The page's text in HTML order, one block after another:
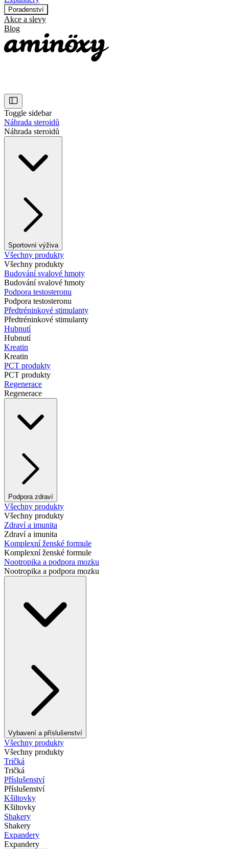
Poradenství
Akce a slevy
Blog
Toggle sidebar
Náhrada steroidů
Náhrada steroidů
Sportovní výživa
Všechny produkty
Všechny produkty
Budování svalové hmoty
Budování svalové hmoty
Podpora testosteronu
Podpora testosteronu
Předtréninkové stimulanty
Předtréninkové stimulanty
Hubnutí
Hubnutí
Kreatin
Kreatin
PCT produkty
PCT produkty
Regenerace
Regenerace
Podpora zdraví
Všechny produkty
Všechny produkty
Zdraví a imunita
Zdraví a imunita
Komplexní ženské formule
Komplexní ženské formule
Nootropika a podpora mozku
Nootropika a podpora mozku
Vybavení a příslušenství
Všechny produkty
Všechny produkty
Tričká
Tričká
Příslušenství
Příslušenství
Kšiltovky
Kšiltovky
Shakery
Shakery
Expandery
Expandery